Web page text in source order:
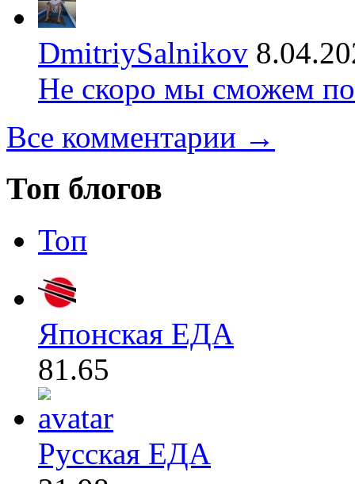
DmitriySalnikov
Не скоро мы сможем
Все комментарии →
Топ блогов
Топ
Японская ЕДА
81.65
Русская ЕДА